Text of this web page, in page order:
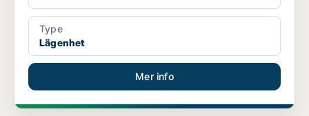
Type
Lägenhet
Mer info